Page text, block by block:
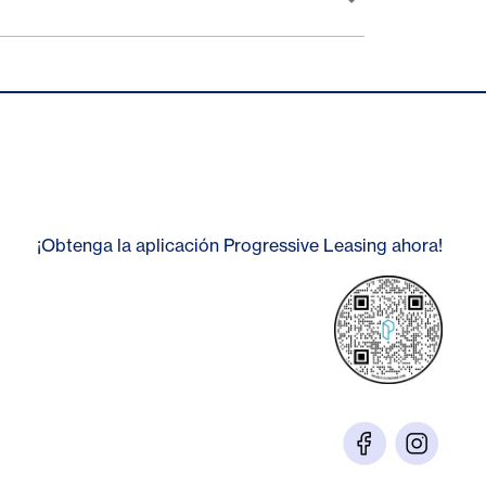
¡Obtenga la aplicación Progressive Leasing ahora!